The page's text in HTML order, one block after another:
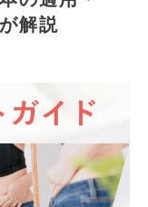
解説